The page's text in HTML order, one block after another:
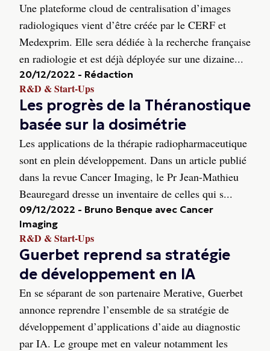
Une plateforme cloud de centralisation d’images
radiologiques vient d’être créée par le CERF et
Medexprim. Elle sera dédiée à la recherche française
en radiologie et est déjà déployée sur une dizaine...
20/12/2022 - Rédaction
R&D & Start-Ups
Les progrès de la Théranostique
basée sur la dosimétrie
Les applications de la thérapie radiopharmaceutique
sont en plein développement. Dans un article publié
dans la revue Cancer Imaging, le Pr Jean-Mathieu
Beauregard dresse un inventaire de celles qui s...
09/12/2022 - Bruno Benque avec Cancer
Imaging
R&D & Start-Ups
Guerbet reprend sa stratégie
de développement en IA
En se séparant de son partenaire Merative, Guerbet
annonce reprendre l’ensemble de sa stratégie de
développement d’applications d’aide au diagnostic
par IA. Le groupe met en valeur notamment les